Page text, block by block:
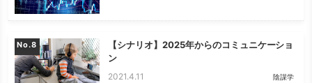
No.
【シナリオ】2025年からのコミュニケーショ
ン
2021.4.11 陰謀学